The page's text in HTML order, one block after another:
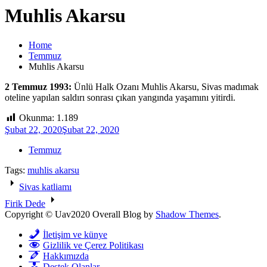
Muhlis Akarsu
Home
Temmuz
Muhlis Akarsu
2 Temmuz 1993: Ünlü Halk Ozanı Muhlis Akarsu, Sivas madımak
oteline yapılan saldırı sonrası çıkan yangında yaşamını yitirdi.
Okunma: 1.189
Şubat 22, 2020Şubat 22, 2020
Temmuz
Tags: muhlis akarsu
Yazı
gezinmesi
Sivas katliamı
Firik Dede
Copyright © Uav2020 Overall Blog by Shadow Themes.
İletişim ve künye
Gizlilik ve Çerez Politikası
Hakkımızda